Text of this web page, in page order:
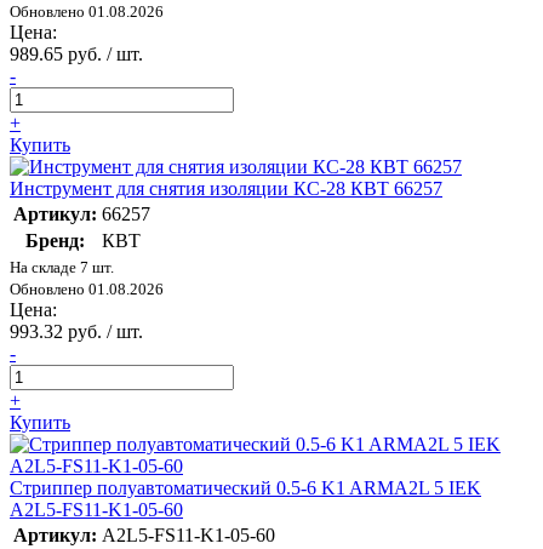
Обновлено 01.08.2026
Цена:
989.65 руб. / шт.
-
+
Купить
Инструмент для снятия изоляции КС-28 КВТ 66257
Артикул: 66257
Бренд:
КВТ
На складе 7 шт.
Обновлено 01.08.2026
Цена:
993.32 руб. / шт.
-
+
Купить
Стриппер полуавтоматический 0.5-6 K1 ARMA2L 5 IEK
A2L5-FS11-K1-05-60
Артикул: A2L5-FS11-K1-05-60